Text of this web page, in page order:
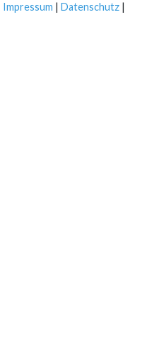
Impressum | Datenschutz |